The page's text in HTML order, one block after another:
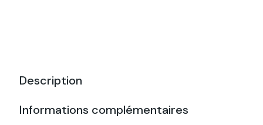
Description
Informations complémentaires